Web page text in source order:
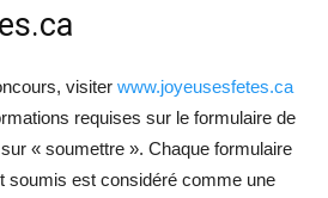
visiter www.joyeusesfetes.ca
requises sur le formulaire de
« soumettre ». Chaque formulaire
soumis est considéré comme une